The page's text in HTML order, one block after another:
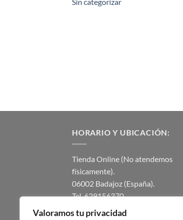
Valoramos tu privacidad
Sin categorizar
HORARIO Y UBICACIÓN:
Tienda Online (No atendemos
físicamente).
06002 Badajoz (España).
Tel. 629156370.
instalmaticsur@gmail.com.